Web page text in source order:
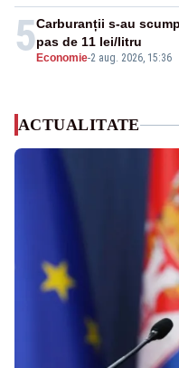
5 Economie-2 aug. 2026, 15:36
Carburanții s-au
pas de 11 lei/litru
ACTUALITATE